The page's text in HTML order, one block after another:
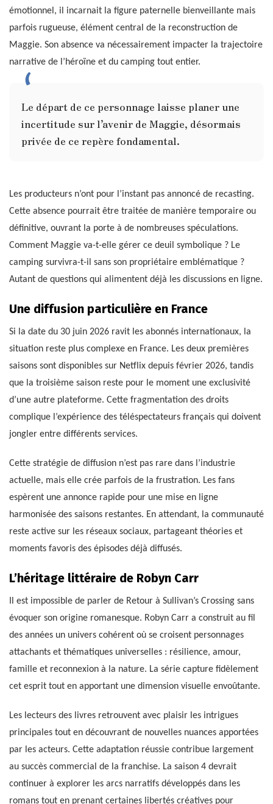
émotionnel, il incarnait la figure paternelle bienveillante mais
parfois rugueuse, élément central de la reconstruction de
Maggie. Son absence va nécessairement impacter la trajectoire
narrative de l’héroïne et du camping tout entier.
Le départ de ce personnage laisse planer une
incertitude sur l’avenir de Maggie, désormais
privée de ce repère fondamental.
Les producteurs n’ont pour l’instant pas annoncé de recasting.
Cette absence pourrait être traitée de manière temporaire ou
définitive, ouvrant la porte à de nombreuses spéculations.
Comment Maggie va-t-elle gérer ce deuil symbolique ? Le
camping survivra-t-il sans son propriétaire emblématique ?
Autant de questions qui alimentent déjà les discussions en ligne.
Une diffusion particulière en France
Si la date du 30 juin 2026 ravit les abonnés internationaux, la
situation reste plus complexe en France. Les deux premières
saisons sont disponibles sur Netflix depuis février 2026, tandis
que la troisième saison reste pour le moment une exclusivité
d’une autre plateforme. Cette fragmentation des droits
complique l’expérience des téléspectateurs français qui doivent
jongler entre différents services.
Cette stratégie de diffusion n’est pas rare dans l’industrie
actuelle, mais elle crée parfois de la frustration. Les fans
espèrent une annonce rapide pour une mise en ligne
harmonisée des saisons restantes. En attendant, la communauté
reste active sur les réseaux sociaux, partageant théories et
moments favoris des épisodes déjà diffusés.
L’héritage littéraire de Robyn Carr
Il est impossible de parler de Retour à Sullivan’s Crossing sans
évoquer son origine romanesque. Robyn Carr a construit au fil
des années un univers cohérent où se croisent personnages
attachants et thématiques universelles : résilience, amour,
famille et reconnexion à la nature. La série capture fidèlement
cet esprit tout en apportant une dimension visuelle envoûtante.
Les lecteurs des livres retrouvent avec plaisir les intrigues
principales tout en découvrant de nouvelles nuances apportées
par les acteurs. Cette adaptation réussie contribue largement
au succès commercial de la franchise. La saison 4 devrait
continuer à explorer les arcs narratifs développés dans les
romans tout en prenant certaines libertés créatives pour